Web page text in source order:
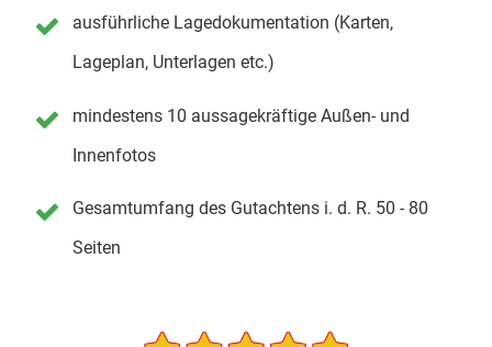
ausführliche Lagedokumentation (Karten,
Lageplan, Unterlagen etc.)
mindestens 10 aussagekräftige Außen- und
Innenfotos
Gesamtumfang des Gutachtens i. d. R. 50 - 80
Seiten